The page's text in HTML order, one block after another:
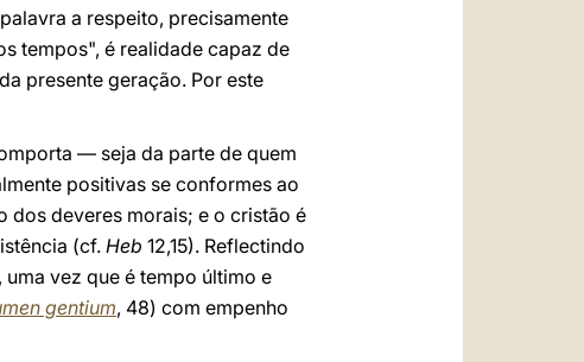
a respeito, precisamente
tempos", é realidade capaz de
presente geração. Por este
— seja da parte de quem
positivas se conformes ao
dos deveres morais; e o cristão é
(cf. Heb 12,15). Reflectindo
vez que é tempo último e
gentium, 48) com empenho